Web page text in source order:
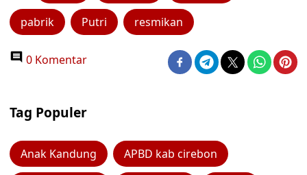
pabrik Putri resmikan
0 Komentar
Tag Populer
Anak Kandung APBD kab cirebon